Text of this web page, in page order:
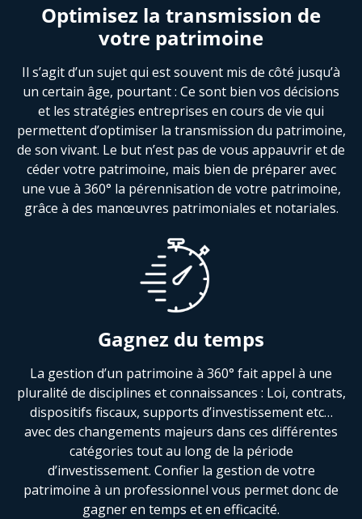
Optimisez la transmission de
votre patrimoine
Il s’agit d’un sujet qui est souvent mis de côté jusqu’à
un certain âge, pourtant : Ce sont bien vos décisions
et les stratégies entreprises en cours de vie qui
permettent d’optimiser la transmission du patrimoine,
de son vivant. Le but n’est pas de vous appauvrir et de
céder votre patrimoine, mais bien de préparer avec
une vue à 360° la pérennisation de votre patrimoine,
grâce à des manœuvres patrimoniales et notariales.
Gagnez du temps
La gestion d’un patrimoine à 360° fait appel à une
pluralité de disciplines et connaissances : Loi, contrats,
dispositifs fiscaux, supports d’investissement etc…
avec des changements majeurs dans ces différentes
catégories tout au long de la période
d’investissement. Confier la gestion de votre
patrimoine à un professionnel vous permet donc de
gagner en temps et en efficacité.